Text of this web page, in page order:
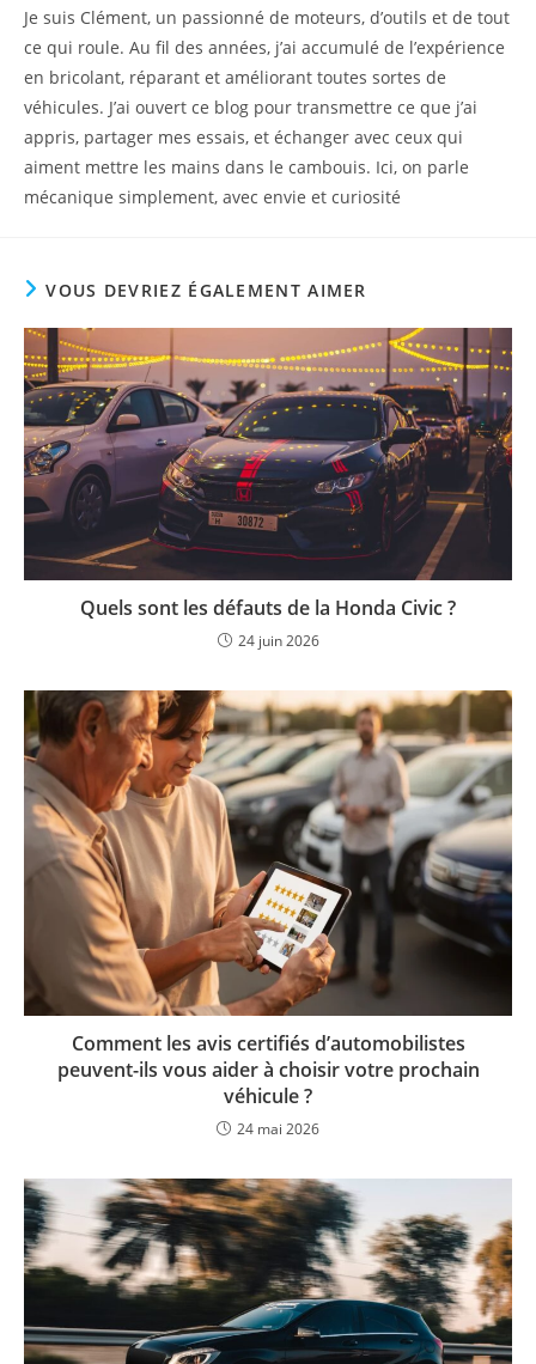
Je suis Clément, un passionné de moteurs, d’outils et de tout
ce qui roule. Au fil des années, j’ai accumulé de l’expérience
en bricolant, réparant et améliorant toutes sortes de
véhicules. J’ai ouvert ce blog pour transmettre ce que j’ai
appris, partager mes essais, et échanger avec ceux qui
aiment mettre les mains dans le cambouis. Ici, on parle
mécanique simplement, avec envie et curiosité
VOUS DEVRIEZ ÉGALEMENT AIMER
Quels sont les défauts de la Honda Civic ?
24 juin 2026
Comment les avis certifiés d’automobilistes
peuvent-ils vous aider à choisir votre prochain
véhicule ?
24 mai 2026